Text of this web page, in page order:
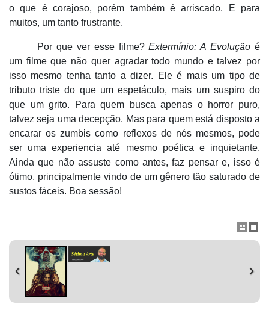
o que é corajoso, porém também é arriscado. E para
muitos, um tanto frustrante.
Por que ver esse filme?Extermínio: A Evolução é
um filme que não quer agradar todo mundo e talvez por
isso mesmo tenha tanto a dizer. Ele é mais um tipo de
tributo triste do que um espetáculo, mais um suspiro do
que um grito. Para quem busca apenas o horror puro,
talvez seja uma decepção. Mas para quem está disposto a
encarar os zumbis como reflexos de nós mesmos, pode
ser uma experiencia até mesmo poética e inquietante.
Ainda que não assuste como antes, faz pensar e, isso é
ótimo, principalmente vindo de um gênero tão saturado de
sustos fáceis. Boa sessão!